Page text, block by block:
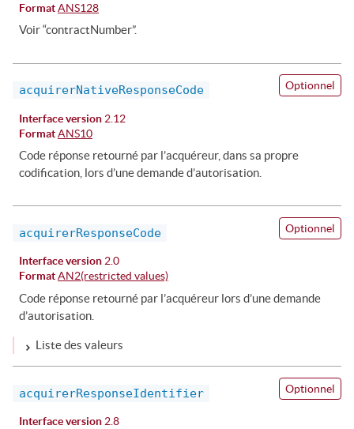
Format ANS128
Voir “contractNumber”.
acquirerNativeResponseCode Optionnel
Interface version 2.12
Format ANS10
Code réponse retourné par l’acquéreur, dans sa propre
codification, lors d’une demande d’autorisation.
acquirerResponseCode Optionnel
Interface version 2.0
Format AN2(restricted values)
Code réponse retourné par l’acquéreur lors d’une demande
d’autorisation.
Liste des valeurs
acquirerResponseIdentifier Optionnel
Interface version 2.8